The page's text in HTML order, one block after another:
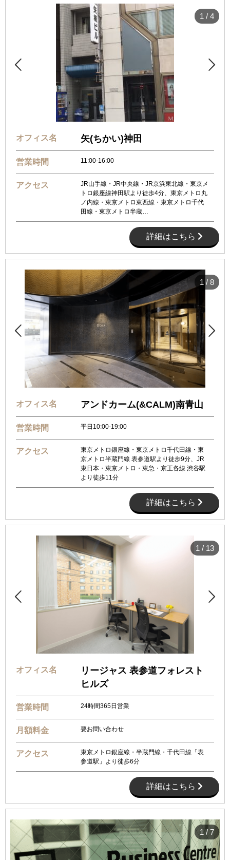
 
1 / 4
オフィス名 矢(ちかい)神田
営業時間 11:00-16:00
アクセス
JR山手線・JR中央線・JR京浜東北線・東京メ
トロ銀座線神田駅より徒歩4分、東京メトロ丸
ノ内線・東京メトロ東西線・東京メトロ千代
田線・東京メトロ半蔵…
詳細はこちら
 
1 / 8
オフィス名 アンドカーム(&CALM)南青山
営業時間 平日10:00-19:00
アクセス
東京メトロ銀座線・東京メトロ千代田線・東
京メトロ半蔵門線 表参道駅より徒歩9分、JR
東日本・東京メトロ・東急・京王各線 渋谷駅
より徒歩11分
詳細はこちら
 
1 / 13
オフィス名
リージャス 表参道フォレスト
ヒルズ
営業時間 24時間365日営業
月額料金 要お問い合わせ
アクセス
東京メトロ銀座線・半蔵門線・千代田線「表
参道駅」より徒歩6分
詳細はこちら
1/ 7